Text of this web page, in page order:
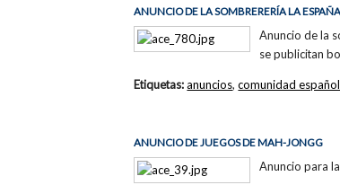
ANUNCIO DE LA SOMBRERERÍA LA ESPAÑA
Anuncio de la
se publicitan
Etiquetas:anuncios,comunidad
ANUNCIO DE JUEGOS DE MAH-JONGG
Anuncio para